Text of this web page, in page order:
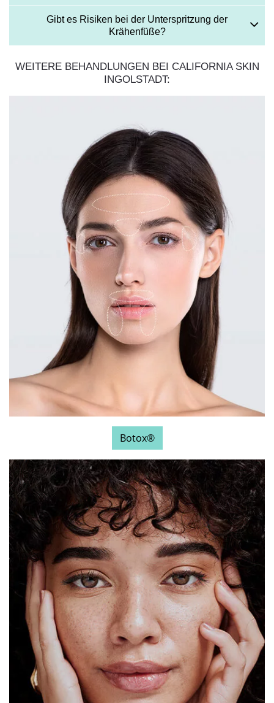
Gibt es Risiken bei der Unterspritzung der
Krähenfüße?
WEITERE BEHANDLUNGEN BEI CALIFORNIA SKIN
INGOLSTADT:
Botox®